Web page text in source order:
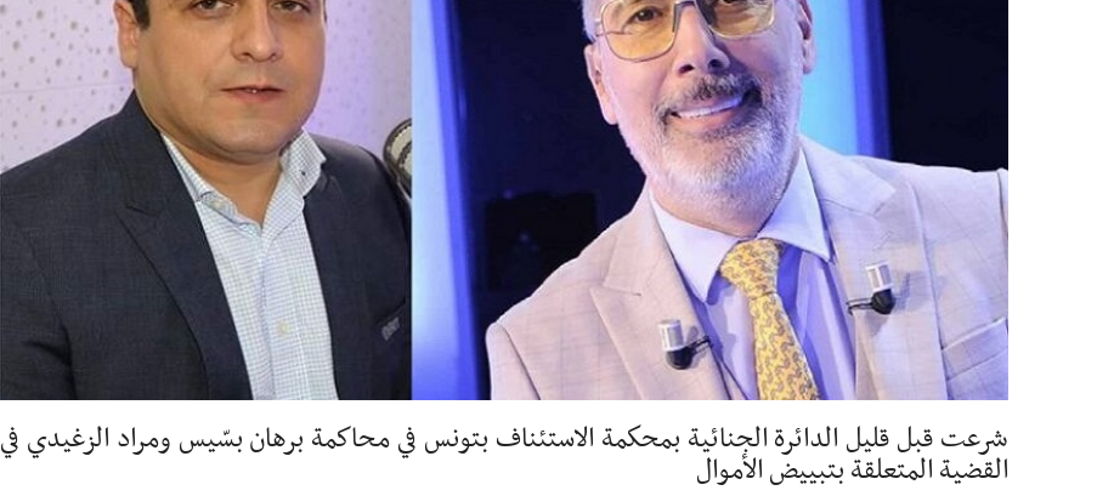
شرعت قبل قليل الدائرة الجنائية بمحكمة الاستئناف بتونس في محاكمة برهان بسّيس ومراد الزغيدي في
القضية المتعلقة بتبييض الأموال